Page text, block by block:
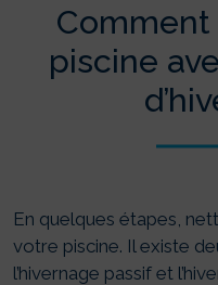
piscine
En quelques étapes,
votre piscine. Il existe
l’hivernage passif et